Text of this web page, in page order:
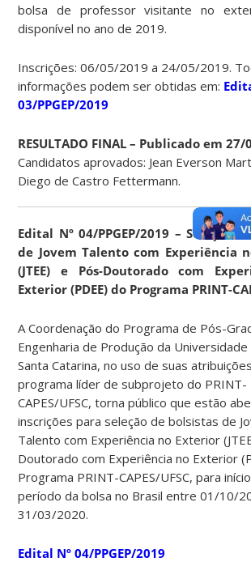
bolsa de professor visitante no
disponível no ano de 2019.
Inscrições: 06/05/2019 a 24/05/2019.
informações podem ser obtidas em:
03/PPGEP/2019
RESULTADO FINAL – Publicado em 27/
Candidatos aprovados: Jean Everson
Diego de Castro Fettermann.
Edital Nº 04/PPGEP/2019 – Seleção
de Jovem Talento com Experiência
(JTEE) e Pós-Doutorado com
Exterior (PDEE) do Programa PRINT-
A Coordenação do Programa de Pós-
Engenharia de Produção da
Santa Catarina, no uso de suas
programa líder de subprojeto do PRINT-
CAPES/UFSC, torna público que estão
inscrições para seleção de bolsistas de
Talento com Experiência no Exterior
Doutorado com Experiência no Exterior
Programa PRINT-CAPES/UFSC, para
período da bolsa no Brasil entre 01/10/
31/03/2020.
Edital Nº 04/PPGEP/2019